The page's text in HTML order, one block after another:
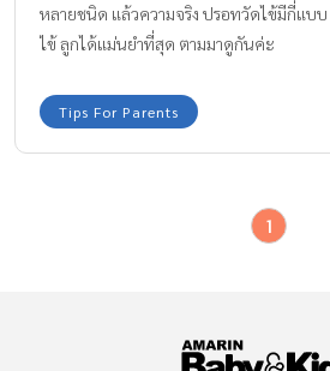
หลายชนิด แล้วความจริง ปรอทวัดไข้มีกี่แบ
ไข้ ลูกได้แม่นยำที่สุด ตามมาดูกันค่ะ
Tips For Parents
1